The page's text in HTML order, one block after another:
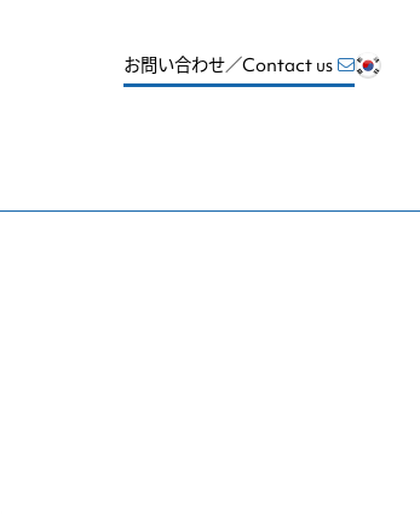
お問い合わせ／Contact us